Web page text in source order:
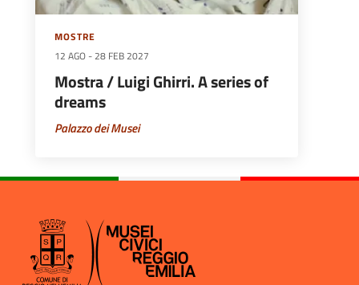
MOSTRE
12 AGO -28 FEB 2027
Mostra / Luigi Ghirri. A series of
dreams
Palazzo dei Musei